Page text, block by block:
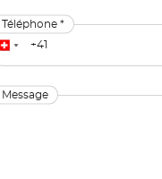
Téléphone *
Message